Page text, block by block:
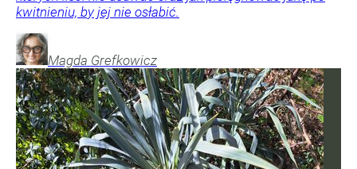
kwitnieniu, by jej nie osłabić.
Magda Grefkowicz